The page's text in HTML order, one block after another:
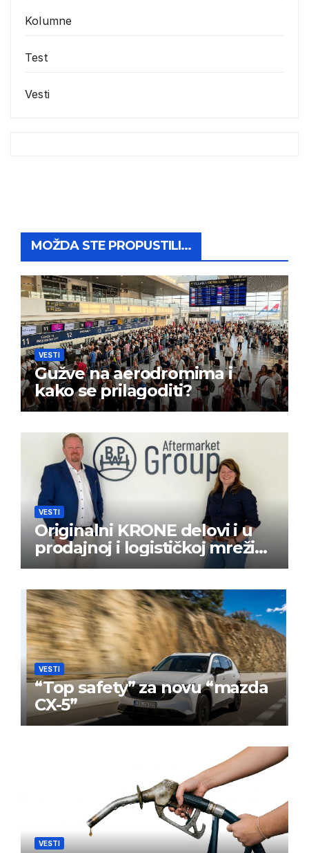
Kolumne
Test
Vesti
MOŽDA STE PROPUSTILI...
VESTI
Gužve na aerodromima i
kako se prilagoditi?
VESTI
Originalni KRONE delovi i u
prodajnoj i logističkoj mreži
BPW Aftermarket grupe
VESTI
“Top safety” za novu “mazda
CX-5”
VESTI